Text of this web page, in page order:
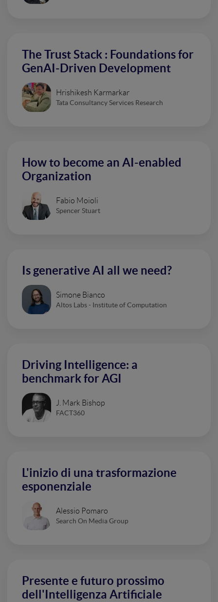
The Trust Stack : Foundations for
GenAI-Driven Development
Hrishikesh Karmarkar
Tata Consultancy Services Research
How to become an AI-enabled
Organization
Fabio Moioli
Spencer Stuart
Is generative AI all we need?
Simone Bianco
Altos Labs - Institute of Computation
Driving Intelligence: a
benchmark for AGI
J. Mark Bishop
FACT360
L'inizio di una trasformazione
esponenziale
Alessio Pomaro
Search On Media Group
Presente e futuro prossimo
dell'Intelligenza Artificiale